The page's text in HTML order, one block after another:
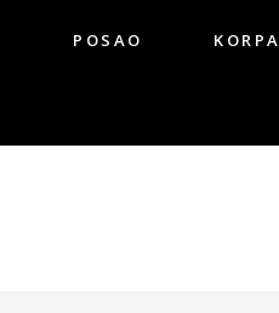
POSAO KORPA